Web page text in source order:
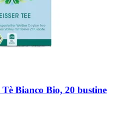
Tè Bianco Bio, 20 bustine